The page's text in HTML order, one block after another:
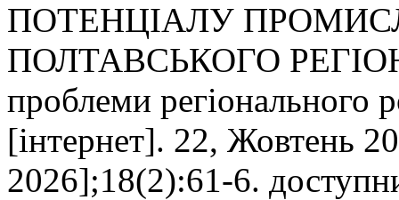
ПОТЕНЦІАЛУ
ПОЛТАВСЬКОГО
проблеми регіонального
[інтернет]. 22, Жовтень
2026];18(2):61-6.